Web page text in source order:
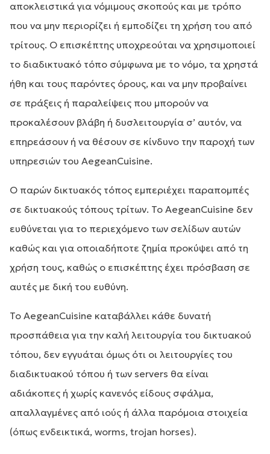
αποκλειστικά για νόμιμους σκοπούς και με τρόπο
που να μην περιορίζει ή εμποδίζει τη χρήση του από
τρίτους. Ο επισκέπτης υποχρεούται να χρησιμοποιεί
το διαδικτυακό τόπο σύμφωνα με το νόμο, τα χρηστά
ήθη και τους παρόντες όρους, και να μην προβαίνει
σε πράξεις ή παραλείψεις που μπορούν να
προκαλέσουν βλάβη ή δυσλειτουργία σ’ αυτόν, να
επηρεάσουν ή να θέσουν σε κίνδυνο την παροχή των
υπηρεσιών του AegeanCuisine.
Ο παρών δικτυακός τόπος εμπεριέχει παραπομπές
σε δικτυακούς τόπους τρίτων. To AegeanCuisine δεν
ευθύνεται για το περιεχόμενο των σελίδων αυτών
καθώς και για οποιαδήποτε ζημία προκύψει από τη
χρήση τους, καθώς ο επισκέπτης έχει πρόσβαση σε
αυτές με δική του ευθύνη.
Το AegeanCuisine καταβάλλει κάθε δυνατή
προσπάθεια για την καλή λειτουργία του δικτυακού
τόπου, δεν εγγυάται όμως ότι οι λειτουργίες του
διαδικτυακού τόπου ή των servers θα είναι
αδιάκοπες ή χωρίς κανενός είδους σφάλμα,
απαλλαγμένες από ιούς ή άλλα παρόμοια στοιχεία
(όπως ενδεικτικά, worms, trojan horses).